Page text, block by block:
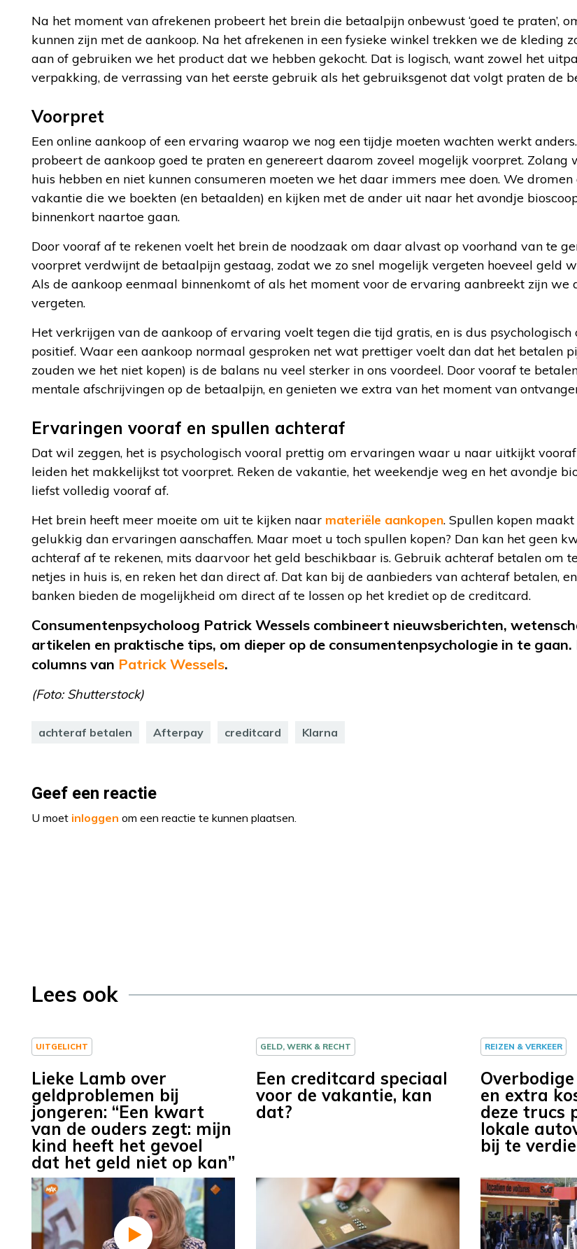
Na het moment van afrekenen probeert het brein die betaalpijn onbewust ‘goed te praten’,
kunnen zijn met de aankoop. Na het afrekenen in een fysieke winkel trekken we de kleding
aan of gebruiken we het product dat we hebben gekocht. Dat is logisch, want zowel het
verpakking, de verrassing van het eerste gebruik als het gebruiksgenot dat volgt praten de
Voorpret
Een online aankoop of een ervaring waarop we nog een tijdje moeten wachten werkt
probeert de aankoop goed te praten en genereert daarom zoveel mogelijk voorpret. Zolang
huis hebben en niet kunnen consumeren moeten we het daar immers mee doen. We
vakantie die we boekten (en betaalden) en kijken met de ander uit naar het avondje
binnenkort naartoe gaan.
Door vooraf af te rekenen voelt het brein de noodzaak om daar alvast op voorhand van te
voorpret verdwijnt de betaalpijn gestaag, zodat we zo snel mogelijk vergeten hoeveel geld
Als de aankoop eenmaal binnenkomt of als het moment voor de ervaring aanbreekt zijn we
vergeten.
Het verkrijgen van de aankoop of ervaring voelt tegen die tijd gratis, en is dus psychologisch
positief. Waar een aankoop normaal gesproken net wat prettiger voelt dan dat het betalen
zouden we het niet kopen) is de balans nu veel sterker in ons voordeel. Door vooraf te
mentale afschrijvingen op de betaalpijn, en genieten we extra van het moment van
Ervaringen vooraf en spullen achteraf
Dat wil zeggen, het is psychologisch vooral prettig om ervaringen waar u naar uitkijkt
leiden het makkelijkst tot voorpret. Reken de vakantie, het weekendje weg en het avondje
liefst volledig vooraf af.
Het brein heeft meer moeite om uit te kijken naar materiële aankopen. Spullen kopen
gelukkig dan ervaringen aanschaffen. Maar moet u toch spullen kopen? Dan kan het geen
achteraf af te rekenen, mits daarvoor het geld beschikbaar is. Gebruik achteraf betalen om
netjes in huis is, en reken het dan direct af. Dat kan bij de aanbieders van achteraf betalen,
banken bieden de mogelijkheid om direct af te lossen op het krediet op de creditcard.
Consumentenpsycholoog Patrick Wessels combineert nieuwsberichten,
artikelen en praktische tips, om dieper op de consumentenpsychologie in te gaan.
columns van Patrick Wessels.
(Foto: Shutterstock)
achteraf betalen Afterpay creditcard Klarna
Geef een reactie
U moet inloggen om een reactie te kunnen plaatsen.
Lees ook
UITGELICHT
Lieke Lamb over
geldproblemen bij
jongeren: “Een kwart
van de ouders zegt: mijn
kind heeft het gevoel
dat het geld niet op kan”
GELD, WERK & RECHT
Een creditcard speciaal
voor de vakantie, kan
dat?
REIZEN & VERKEER
en extra
deze trucs
lokale
bij te